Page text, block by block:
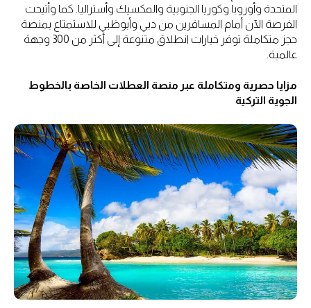
المتحدة وأوروبا وكوريا الجنوبية والمكسيك وأستراليا. كما وأتيحت
الفرصة الآن أمام المسافرين من دبي وأبوظبي للاستمتاع بمنصة
حجز متكاملة توفر خيارات انطلاق متنوعة إلى أكثر من 300 وجهة
عالمية.
مزايا حصرية ومتكاملة عبر منصة العطلات الخاصة بالخطوط
الجوية التركية